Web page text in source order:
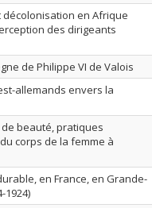
en Afrique
des dirigeants
de Philippe VI de Valois
allemands envers la
beauté, pratiques
corps de la femme à
en France, en Grande-
1924)